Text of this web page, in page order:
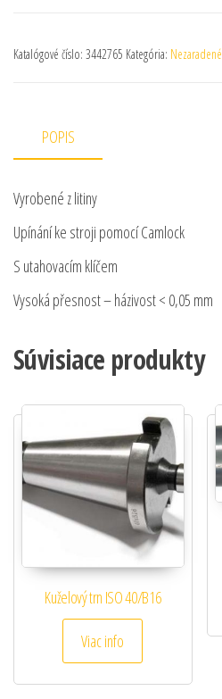
Katalógové číslo: 3442765 Kategória: Nezaradené
POPIS
Vyrobené z litiny
Upínání ke stroji pomocí Camlock
S utahovacím klíčem
Vysoká přesnost – házivost < 0,05 mm
Súvisiace produkty
Kuželový trn ISO 40/B16
Viac info